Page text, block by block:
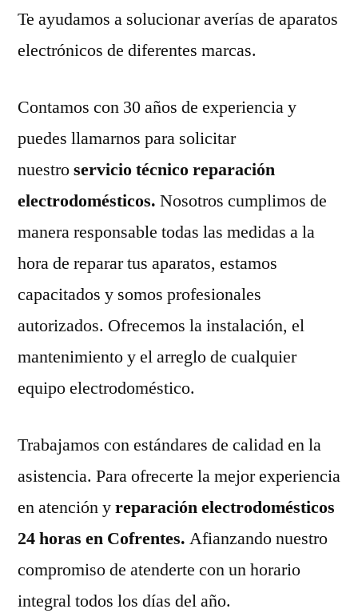
Te ayudamos a solucionar averías de aparatos
electrónicos de diferentes marcas.
Contamos con 30 años de experiencia y
puedes llamarnos para solicitar
nuestroservicio técnico reparación
electrodomésticos. Nosotros cumplimos de
manera responsable todas las medidas a la
hora de reparar tus aparatos, estamos
capacitados y somos profesionales
autorizados. Ofrecemos la instalación, el
mantenimiento y el arreglo de cualquier
equipo electrodoméstico.
Trabajamos con estándares de calidad en la
asistencia. Para ofrecerte la mejor experiencia
en atención yreparación electrodomésticos
24 horas en Cofrentes. Afianzando nuestro
compromiso de atenderte con un horario
integral todos los días del año.